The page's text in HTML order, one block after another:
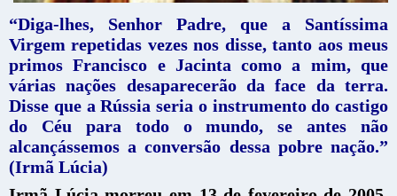
“Diga-lhes, Senhor Padre, que a Santíssima
Virgem repetidas vezes nos disse, tanto aos meus
primos Francisco e Jacinta como a mim, que
várias nações desaparecerão da face da terra.
Disse que a Rússia seria o instrumento do castigo
do Céu para todo o mundo, se antes não
alcançássemos a conversão dessa pobre nação.”
(Irmã Lúcia)